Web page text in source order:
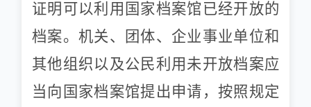
证明可以利用国家档案馆已经开放的
档案。机关、团体、企业事业单位和
其他组织以及公民利用未开放档案应
当向国家档案馆提出申请，按照规定